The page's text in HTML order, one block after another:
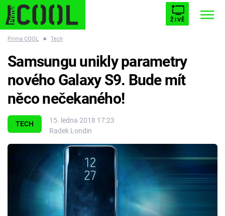
ŽIVĚ
ESCAPE PLNEJ KOTEL AVENGERS 5
Témata
Seriály
Prima COOL ■ Tech
TECH
15. ledna 2018 17:23
Radek Londin
Samsungu unikly parametry
nového Galaxy S9. Bude mít
něco nečekaného!